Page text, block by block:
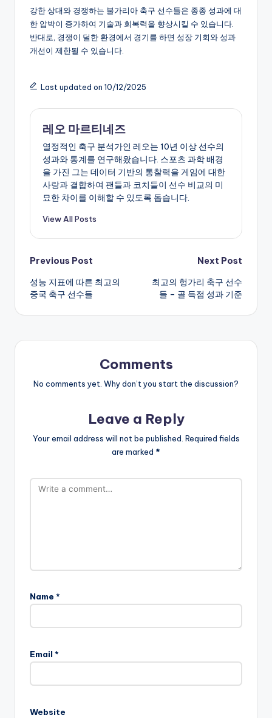
강한 상대와 경쟁하는 불가리아 축구 선수들은 종종 성과에 대
한 압박이 증가하여 기술과 회복력을 향상시킬 수 있습니다.
반대로, 경쟁이 덜한 환경에서 경기를 하면 성장 기회와 성과
개선이 제한될 수 있습니다.
Last updated on 10/12/2025
레오 마르티네즈
열정적인 축구 분석가인 레오는 10년 이상 선수의
성과와 통계를 연구해왔습니다. 스포츠 과학 배경
을 가진 그는 데이터 기반의 통찰력을 게임에 대한
사랑과 결합하여 팬들과 코치들이 선수 비교의 미
묘한 차이를 이해할 수 있도록 돕습니다.
View All Posts
Post
navigation
Previous Post
성능 지표에 따른 최고의
중국 축구 선수들
Next Post
최고의 헝가리 축구 선수
들 – 골 득점 성과 기준
Comments
No comments yet. Why don’t you start the discussion?
Leave a Reply
Your email address will not be published. Required fields
are marked *
Name *
Email *
Website